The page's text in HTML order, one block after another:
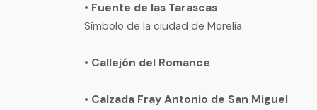
• Fuente de las Tarascas
Símbolo de la ciudad de Morelia.
• Callejón del Romance
• Calzada Fray Antonio de San Miguel